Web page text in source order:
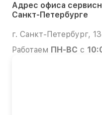
Адрес офиса
Санкт-Петербурге
г. Санкт-Петербург,
Работаем ПН-ВС с